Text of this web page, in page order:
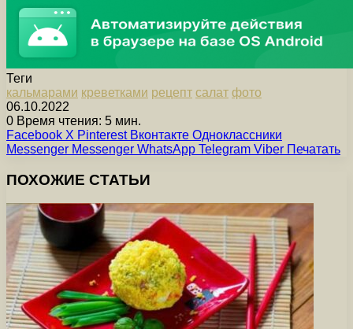
Теги
кальмарами креветками рецепт салат фото
06.10.2022
0 Время чтения: 5 мин.
Facebook X Pinterest Вконтакте Одноклассники
Messenger Messenger WhatsApp Telegram Viber Печатать
ПОХОЖИЕ СТАТЬИ